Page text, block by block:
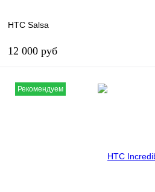
HTC Salsa
12 000 руб
Рекомендуем